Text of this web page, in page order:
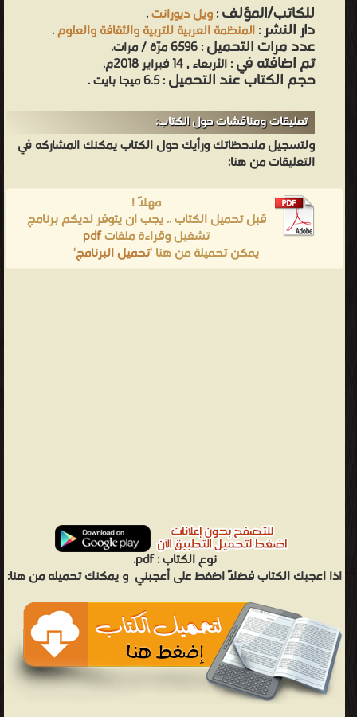
للكاتب/المؤلف:ويل ديورانت.
دار النشر:المنظمة العربية للتربية والثقافة والعلوم.
عدد مرات التحميل: 6596 مرّة / مرات.
تم اضافته في: الأربعاء , 14 فبراير 2018م.
حجم الكتاب عند التحميل: 6.5 ميجا بايت .
تعليقات ومناقشات حول الكتاب:
ولتسجيل ملاحظاتك ورأيك حول الكتاب يمكنك المشاركه في
التعليقات من هنا:
مهلاً !
قبل تحميل الكتاب .. يجب ان يتوفر لديكم برنامج
تشغيل وقراءة ملفاتpdf
يمكن تحميلة من هنا 'تحميل البرنامج'
نوع الكتاب :pdf.
اذا اعجبك الكتاب فضلاً اضغط على أعجبني و يمكنك تحميله من هنا: